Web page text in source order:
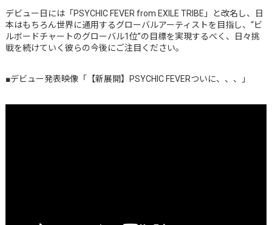
デビュー日には「PSYCHIC FEVER from EXILE TRIBE」と改名し、日
本はもちろん世界に通用するグローバルアーティストを目指し、“ビ
ルボードチャートのグローバル1位”の目標を実現するべく、日々挑
戦を続けていく彼らの今後にご注目ください。
■デビュー発表映像「【新展開】PSYCHIC FEVERついに、、、」